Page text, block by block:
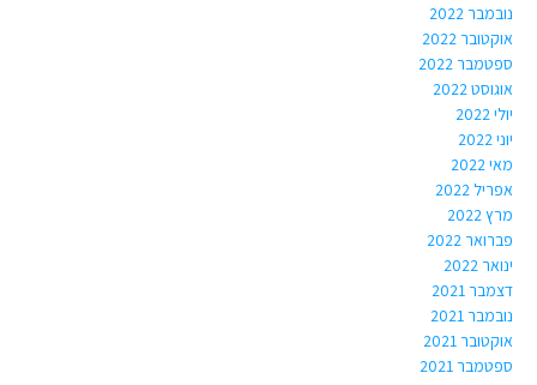
נובמבר 2022
אוקטובר 2022
ספטמבר 2022
אוגוסט 2022
יולי 2022
יוני 2022
מאי 2022
אפריל 2022
מרץ 2022
פברואר 2022
ינואר 2022
דצמבר 2021
נובמבר 2021
אוקטובר 2021
ספטמבר 2021